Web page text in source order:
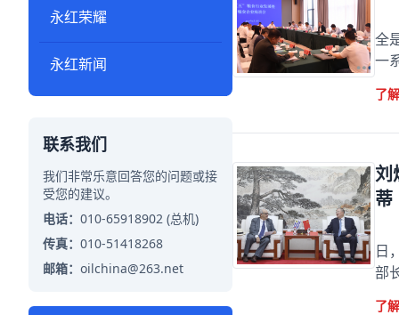
永红荣耀
永红新闻
联系我们
我们非常乐意回答您的问题或接
受您的建议。
电话： 010-65918902 (总机)
传真： 010-51418268
邮箱： oilchina@263.net
全
一
了
刘
蒂
日
部
了